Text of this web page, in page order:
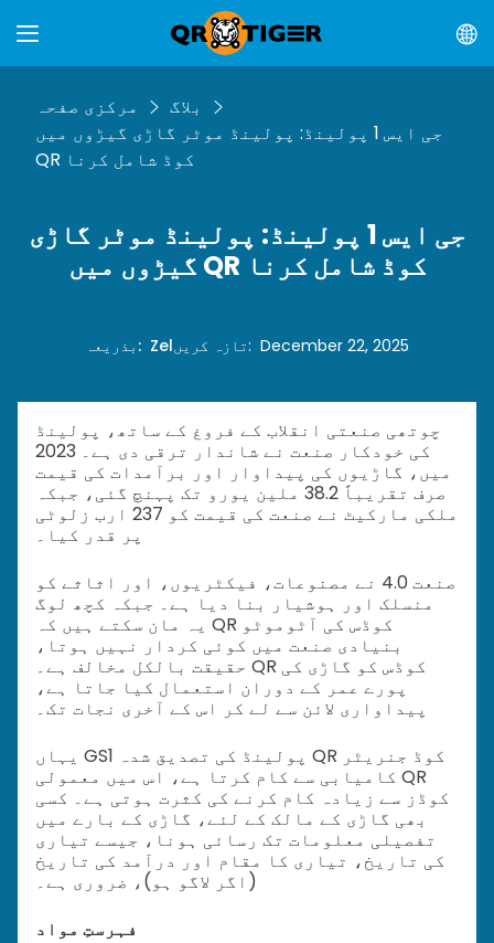
مرکزی صفحہ
بلاگ
جی ایس 1 پولینڈ: پولینڈ موٹر گاڑی گیڑوں میں
QR کوڈ شامل کرنا
جی ایس 1 پولینڈ: پولینڈ موٹر گاڑی
گیڑوں میں QR کوڈ شامل کرنا
بذریعہ : Zelتازہ کریں: December 22, 2025
چوتھی صنعتی انقلاب کے فروغ کے ساتھ، پولینڈ
کی خودکار صنعت نے شاندار ترقی دی ہے۔ 2023
میں، گاڑیوں کی پیداوار اور برآمدات کی قیمت
صرف تقریباً 38.2 ملین یورو تک پہنچ گئی، جبکہ
ملکی مارکیٹ نے صنعت کی قیمت کو 237 ارب زلوٹی
پر قدر کیا۔
صنعت 4.0 نے مصنوعات، فیکٹریوں، اور اثاثے کو
منسلک اور ہوشیار بنا دیا ہے۔ جبکہ کچھ لوگ
یہ مان سکتے ہیں کہ QR کوڈس کی آٹوموٹو
بنیادی صنعت میں کوئی کردار نہیں ہوتا،
حقیقت بالکل مخالف ہے۔ QR کوڈس کو گاڑی کی
پورے عمر کے دوران استعمال کیا جاتا ہے،
پیداواری لائن سے لے کر اس کے آخری نجات تک۔
یہاں GS1 پولینڈ کی تصدیق شدہ QR کوڈ جنریٹر
کامیابی سے کام کرتا ہے، اس میں معمولی QR
کوڈز سے زیادہ کام کرنے کی کثرت ہوتی ہے۔ کسی
بھی گاڑی کے مالک کے لئے، گاڑی کے بارے میں
تفصیلی معلومات تک رسائی ہونا، جیسے تیاری
کی تاریخ، تیاری کا مقام اور درآمد کی تاریخ
(اگر لاگو ہو)، ضروری ہے۔
فہرستِ مواد